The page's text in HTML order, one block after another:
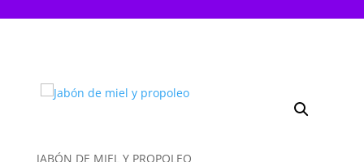
JABÓN DE MIEL Y PROPOLEO